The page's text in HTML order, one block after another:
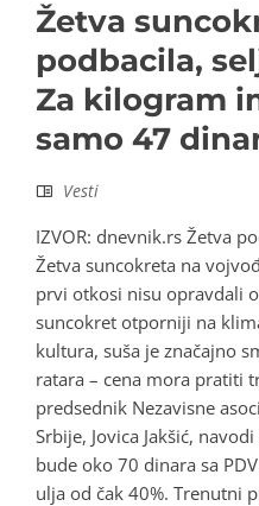
Žetva
podbacila,
Za kilogram
samo 47
Vesti
IZVOR: dnevnik.rs Žetva
Žetva suncokreta na
prvi otkosi nisu opravdali
suncokret otporniji na
kultura, suša je značajno
ratara – cena mora pratiti
predsednik Nezavisne
Srbije, Jovica Jakšić,
bude oko 70 dinara sa
ulja od čak 40%. Trenutni